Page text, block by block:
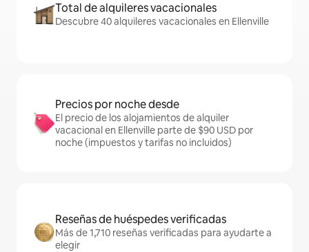
Total de alquileres vacacionales
Descubre 40 alquileres vacacionales en Ellenville
Precios por noche desde
El precio de los alojamientos de alquiler
vacacional en Ellenville parte de $90 USD por
noche (impuestos y tarifas no incluidos)
Reseñas de huéspedes verificadas
Más de 1,710 reseñas verificadas para ayudarte a
elegir